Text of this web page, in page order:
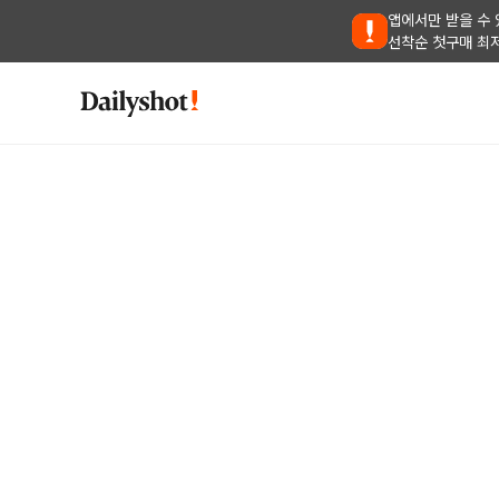
앱에서만 받을 수
선착순 첫구매 최